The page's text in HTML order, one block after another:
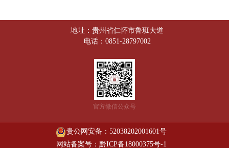
地址：贵州省仁怀市鲁班大道
电话：0851-28797002
官方微信公众号
贵公网安备：52038202001601号
网站备案号：黔ICP备18000375号-1